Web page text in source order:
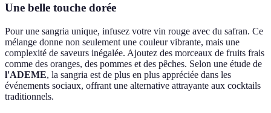
Une belle touche dorée
Pour une sangria unique, infusez votre vin rouge avec du safran. Ce
mélange donne non seulement une couleur vibrante, mais une
complexité de saveurs inégalée. Ajoutez des morceaux de fruits frais
comme des oranges, des pommes et des pêches. Selon une étude de
l'ADEME, la sangria est de plus en plus appréciée dans les
événements sociaux, offrant une alternative attrayante aux cocktails
traditionnels.